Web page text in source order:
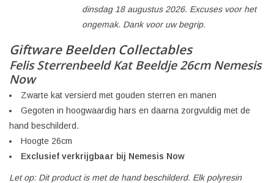
dinsdag 18 augustus 2026. Excuses voor het
ongemak. Dank voor uw begrip.
Giftware Beelden Collectables
Felis Sterrenbeeld Kat Beeldje 26cm Nemesis
Now
Zwarte kat versierd met gouden sterren en manen
Gegoten in hoogwaardig hars en daarna zorgvuldig met de
hand beschilderd.
Hoogte 26cm
Exclusief verkrijgbaar bij Nemesis Now
Let op: Dit product is met de hand beschilderd. Elk polyresin